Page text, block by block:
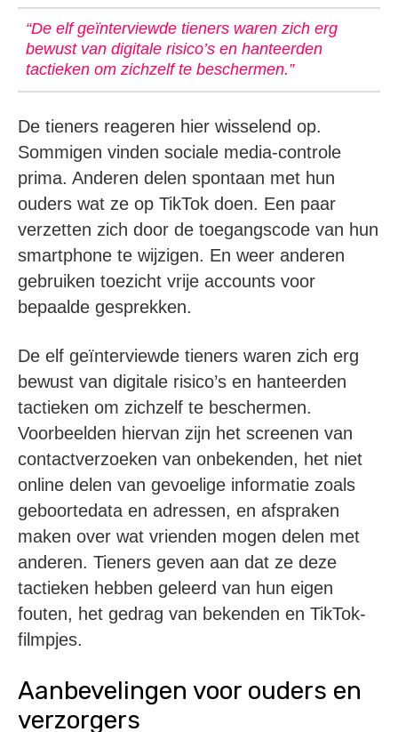
“De elf geïnterviewde tieners waren zich erg
bewust van digitale risico’s en hanteerden
tactieken om zichzelf te beschermen.”
De tieners reageren hier wisselend op.
Sommigen vinden sociale media-controle
prima. Anderen delen spontaan met hun
ouders wat ze op TikTok doen. Een paar
verzetten zich door de toegangscode van hun
smartphone te wijzigen. En weer anderen
gebruiken toezicht vrije accounts voor
bepaalde gesprekken.
De elf geïnterviewde tieners waren zich erg
bewust van digitale risico’s en hanteerden
tactieken om zichzelf te beschermen.
Voorbeelden hiervan zijn het screenen van
contactverzoeken van onbekenden, het niet
online delen van gevoelige informatie zoals
geboortedata en adressen, en afspraken
maken over wat vrienden mogen delen met
anderen. Tieners geven aan dat ze deze
tactieken hebben geleerd van hun eigen
fouten, het gedrag van bekenden en TikTok-
filmpjes.
Aanbevelingen voor ouders en
verzorgers